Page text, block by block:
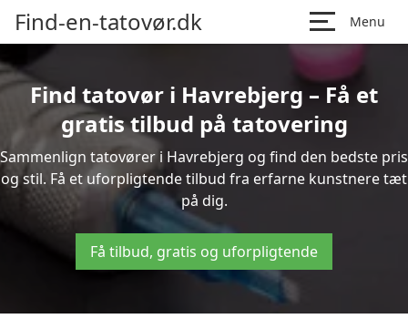
Find-en-tatovør.dk Menu
Find tatovør i Havrebjerg – Få et
gratis tilbud på tatovering
Sammenlign tatovører i Havrebjerg og find den bedste pris
og stil. Få et uforpligtende tilbud fra erfarne kunstnere tæt
på dig.
Få tilbud, gratis og uforpligtende